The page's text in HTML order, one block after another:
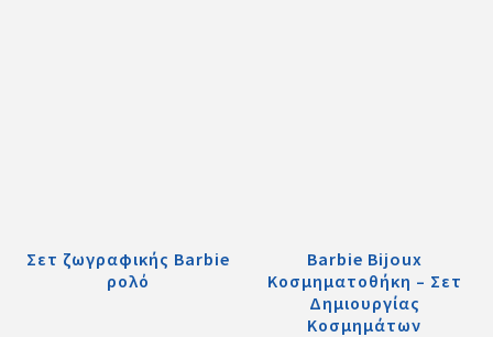
Σετ ζωγραφικής Barbie
ρολό
Barbie Bijoux
Κοσμηματοθήκη – Σετ
Δημιουργίας
Κοσμημάτων